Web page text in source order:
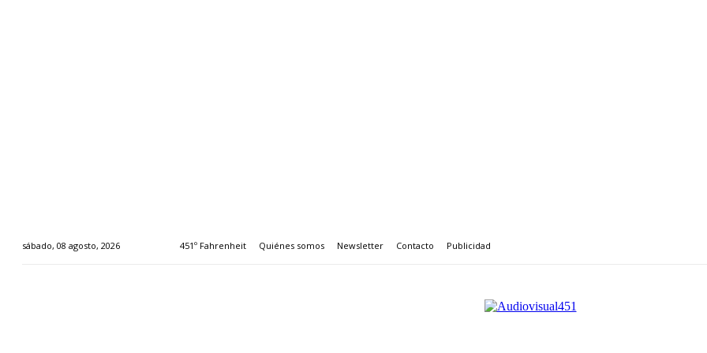
sábado, 08 agosto, 2026 451º Fahrenheit Quiénes somos Newsletter Contacto Publicidad